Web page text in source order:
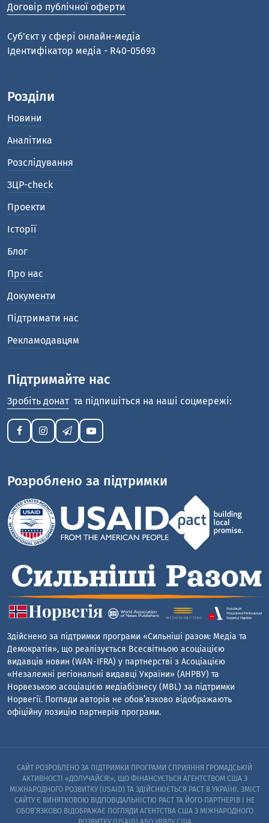
Договір публічної оферти
Cуб'єкт у сфері онлайн-медіа
Ідентифікатор медіа - R40-05693
Розділи
Новини
Аналітика
Розслідування
ЗЦР-check
Проекти
Історії
Блог
Про нас
Документи
Підтримати нас
Рекламодавцям
Підтримайте нас
Зробіть донат та підпишіться на наші соцмережі:
Розроблено за підтримки
Здійснено за підтримки програми «Сильніші разом: Медіа та
Демократія», що реалізується Всесвітньою асоціацією
видавців новин (WAN-IFRA) у партнерстві з Асоціацією
«Незалежні регіональні видавці України» (АНРВУ) та
Норвезькою асоціацією медіабізнесу (MBL) за підтримки
Норвегії. Погляди авторів не обов’язково відображають
офіційну позицію партнерів програми.
САЙТ РОЗРОБЛЕНО ЗА ПІДТРИМКИ ПРОГРАМИ СПРИЯННЯ ГРОМАДСЬКІЙ
АКТИВНОСТІ «ДОЛУЧАЙСЯ!», ЩО ФІНАНСУЄТЬСЯ АГЕНТСТВОМ США З
МІЖНАРОДНОГО РОЗВИТКУ (USAID) ТА ЗДІЙСНЮЄТЬСЯ PACT В УКРАЇНІ. ЗМІСТ
САЙТУ Є ВИНЯТКОВОЮ ВІДПОВІДАЛЬНІСТЮ PACT ТА ЙОГО ПАРТНЕРІВ I НЕ
ОБОВ’ЯЗКОВО ВІДОБРАЖАЄ ПОГЛЯДИ АГЕНТСТВА США З МІЖНАРОДНОГО